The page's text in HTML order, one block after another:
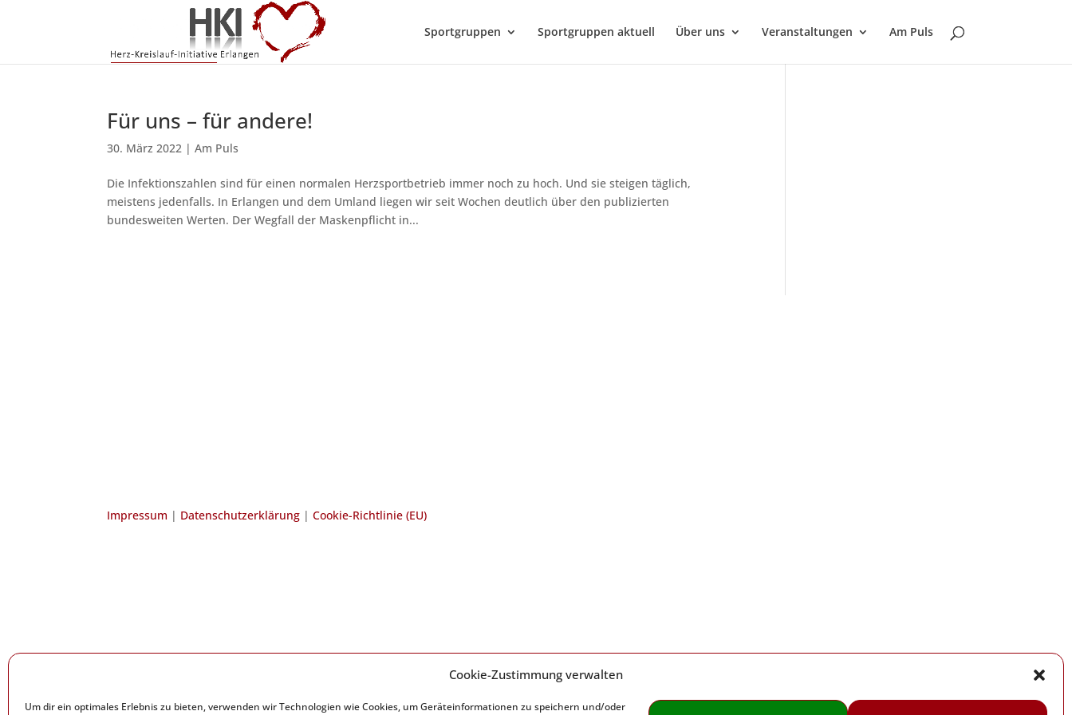
Cookie-Zustimmung verwalten
Um dir ein optimales Erlebnis zu bieten, verwenden wir Technologien wie Cookies, um Geräteinformationen zu speichern und/oder
Sportgruppen Sportgruppen aktuell Über uns Veranstaltungen Am Puls
Für uns – für andere!
30. März 2022 |Am Puls
Die Infektionszahlen sind für einen normalen Herzsportbetrieb immer noch zu hoch. Und sie steigen täglich,
meistens jedenfalls. In Erlangen und dem Umland liegen wir seit Wochen deutlich über den publizierten
bundesweiten Werten. Der Wegfall der Maskenpflicht in...
Impressum | Datenschutzerklärung |Cookie-Richtlinie (EU)